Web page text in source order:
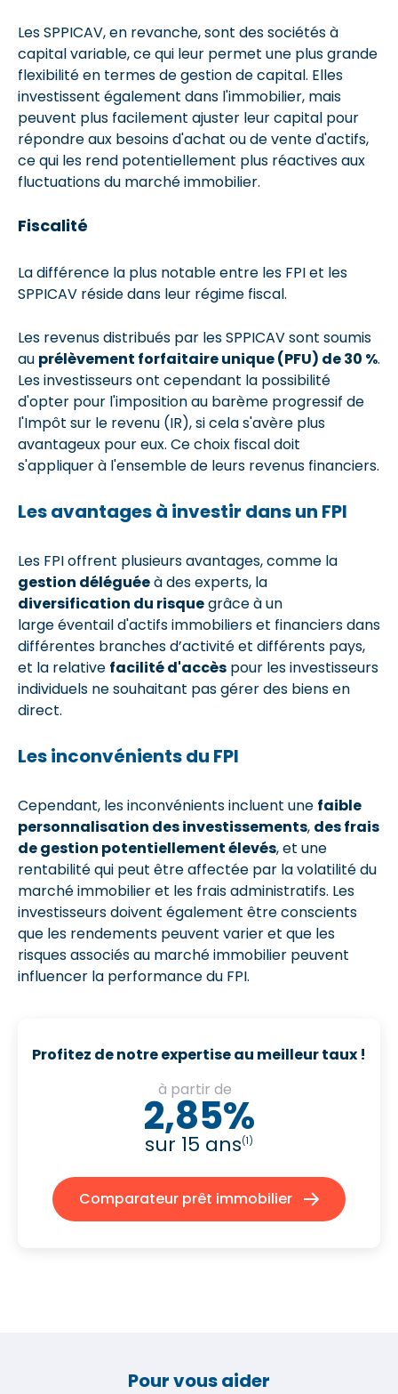
Les SPPICAV, en revanche, sont des sociétés à
capital variable, ce qui leur permet une plus grande
flexibilité en termes de gestion de capital. Elles
investissent également dans l'immobilier, mais
peuvent plus facilement ajuster leur capital pour
répondre aux besoins d'achat ou de vente d'actifs,
ce qui les rend potentiellement plus réactives aux
fluctuations du marché immobilier.
Fiscalité
La différence la plus notable entre les FPI et les
SPPICAV réside dans leur régime fiscal.
Les revenus distribués par les SPPICAV sont soumis
au prélèvement forfaitaire unique (PFU) de 30 %.
Les investisseurs ont cependant la possibilité
d'opter pour l'imposition au barème progressif de
l'Impôt sur le revenu (IR), si cela s'avère plus
avantageux pour eux. Ce choix fiscal doit
s'appliquer à l'ensemble de leurs revenus financiers.
Les avantages à investir dans un FPI
Les FPI offrent plusieurs avantages, comme la
gestion déléguéeà des experts, la
diversification du risquegrâce à un
large éventail d'actifs immobiliers et financiers dans
différentes branches d’activité et différents pays,
et la relative facilité d'accès pour les investisseurs
individuels ne souhaitant pas gérer des biens en
direct.
Les inconvénients du FPI
Cependant, les inconvénients incluent une faible
personnalisation des investissements, des frais
de gestion potentiellement élevés, et une
rentabilité qui peut être affectée par la volatilité du
marché immobilier et les frais administratifs. Les
investisseurs doivent également être conscients
que les rendements peuvent varier et que les
risques associés au marché immobilier peuvent
influencer la performance du FPI.
Profitez de notre expertise au meilleur taux !
à partir de
2,85%
sur 15 ans(1)
Comparateur prêt immobilier
Pour vous aider